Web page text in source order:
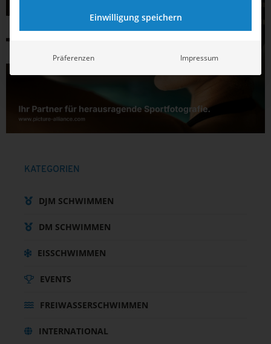
KATEGORIEN
DJM SCHWIMMEN
DM SCHWIMMEN
EISSCHWIMMEN
EVENTS
FREIWASSERSCHWIMMEN
INTERNATIONAL
Einwilligung speichern
Präferenzen Impressum